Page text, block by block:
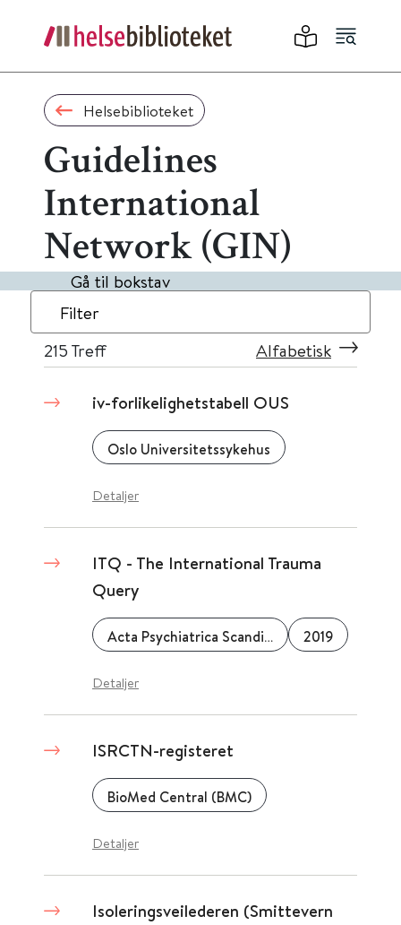
Helsebiblioteket
Guidelines
International
Network (GIN)
Gå til bokstav
Filter
215 Treff Alfabetisk
iv-forlikelighetstabell OUS
Oslo Universitetssykehus
Detaljer
ITQ - The International Trauma
Query
Acta Psychiatrica Scandinavica 2019
Detaljer
ISRCTN-registeret
BioMed Central (BMC)
Detaljer
Isoleringsveilederen (Smittevern